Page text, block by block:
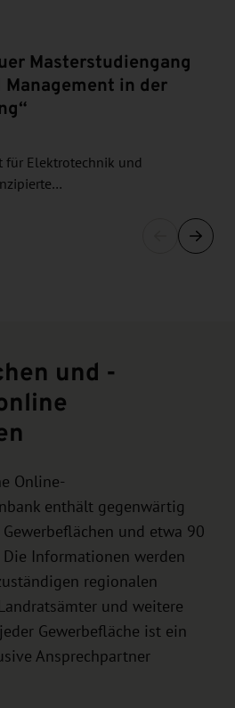
Masterstudiengang
Management in der
für Elektrotechnik und
und -
Online-
enthält gegenwärtig
und etwa 90
Informationen werden
regionalen
und weitere
Gewerbefläche ist ein
Ansprechpartner